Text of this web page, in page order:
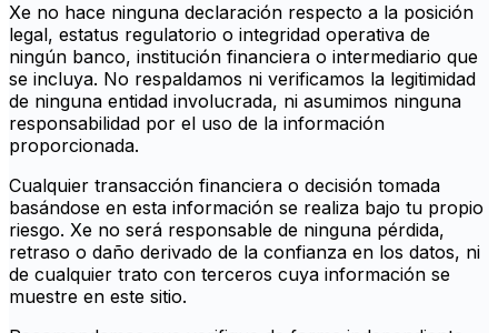
Xe no hace ninguna declaración respecto a la posición
legal, estatus regulatorio o integridad operativa de
ningún banco, institución financiera o intermediario que
se incluya. No respaldamos ni verificamos la legitimidad
de ninguna entidad involucrada, ni asumimos ninguna
responsabilidad por el uso de la información
proporcionada.
Cualquier transacción financiera o decisión tomada
basándose en esta información se realiza bajo tu propio
riesgo. Xe no será responsable de ninguna pérdida,
retraso o daño derivado de la confianza en los datos, ni
de cualquier trato con terceros cuya información se
muestre en este sitio.